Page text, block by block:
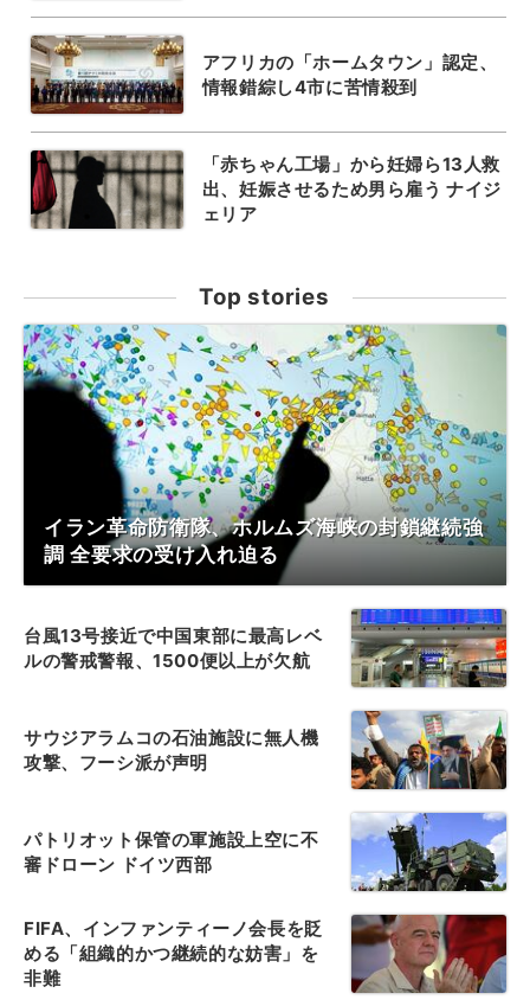
アフリカの「ホームタウン」認定、
情報錯綜し4市に苦情殺到
「赤ちゃん工場」から妊婦ら13人救
出、妊娠させるため男ら雇う ナイジ
ェリア
Top stories
イラン革命防衛隊、ホルムズ海峡の封鎖継続強
調 全要求の受け入れ迫る
台風13号接近で中国東部に最高レベ
ルの警戒警報、1500便以上が欠航
サウジアラムコの石油施設に無人機
攻撃、フーシ派が声明
パトリオット保管の軍施設上空に不
審ドローン ドイツ西部
FIFA、インファンティーノ会長を貶
める「組織的かつ継続的な妨害」を
非難